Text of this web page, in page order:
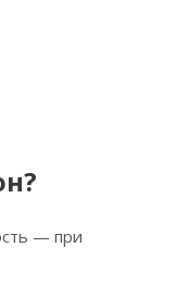
— при